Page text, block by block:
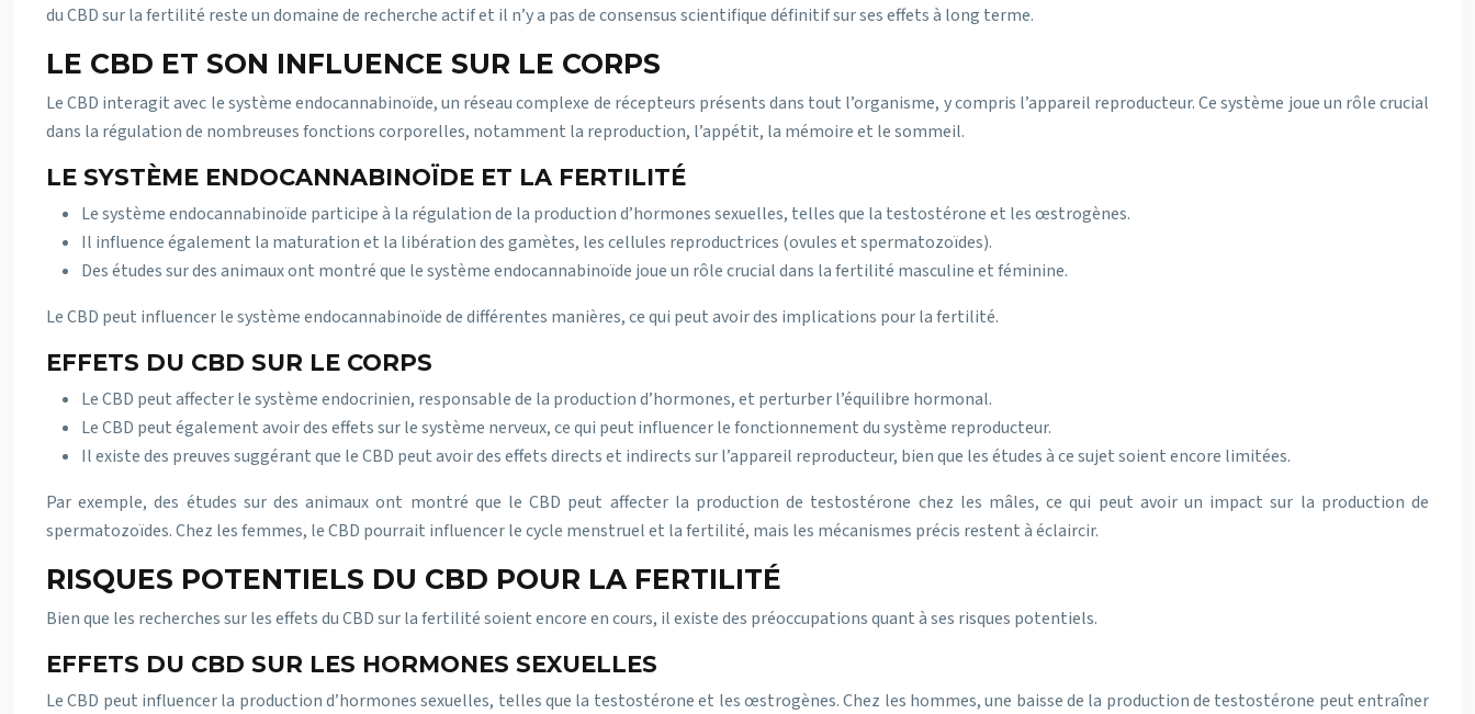
du CBD sur la fertilité reste un domaine de recherche actif et il n’y a pas de consensus scientifique définitif sur ses effets à long terme.
LE CBD ET SON INFLUENCE SUR LE CORPS
Le CBD interagit avec le système endocannabinoïde, un réseau complexe de récepteurs présents dans tout l’organisme, y compris l’appareil reproducteur. Ce système joue un rôle crucial
dans la régulation de nombreuses fonctions corporelles, notamment la reproduction, l’appétit, la mémoire et le sommeil.
LE SYSTÈME ENDOCANNABINOÏDE ET LA FERTILITÉ
Le système endocannabinoïde participe à la régulation de la production d’hormones sexuelles, telles que la testostérone et les œstrogènes.
Il influence également la maturation et la libération des gamètes, les cellules reproductrices (ovules et spermatozoïdes).
Des études sur des animaux ont montré que le système endocannabinoïde joue un rôle crucial dans la fertilité masculine et féminine.
Le CBD peut influencer le système endocannabinoïde de différentes manières, ce qui peut avoir des implications pour la fertilité.
EFFETS DU CBD SUR LE CORPS
Le CBD peut affecter le système endocrinien, responsable de la production d’hormones, et perturber l’équilibre hormonal.
Le CBD peut également avoir des effets sur le système nerveux, ce qui peut influencer le fonctionnement du système reproducteur.
Il existe des preuves suggérant que le CBD peut avoir des effets directs et indirects sur l’appareil reproducteur, bien que les études à ce sujet soient encore limitées.
Par exemple, des études sur des animaux ont montré que le CBD peut affecter la production de testostérone chez les mâles, ce qui peut avoir un impact sur la production de
spermatozoïdes. Chez les femmes, le CBD pourrait influencer le cycle menstruel et la fertilité, mais les mécanismes précis restent à éclaircir.
RISQUES POTENTIELS DU CBD POUR LA FERTILITÉ
Bien que les recherches sur les effets du CBD sur la fertilité soient encore en cours, il existe des préoccupations quant à ses risques potentiels.
EFFETS DU CBD SUR LES HORMONES SEXUELLES
Le CBD peut influencer la production d’hormones sexuelles, telles que la testostérone et les œstrogènes. Chez les hommes, une baisse de la production de testostérone peut entraîner